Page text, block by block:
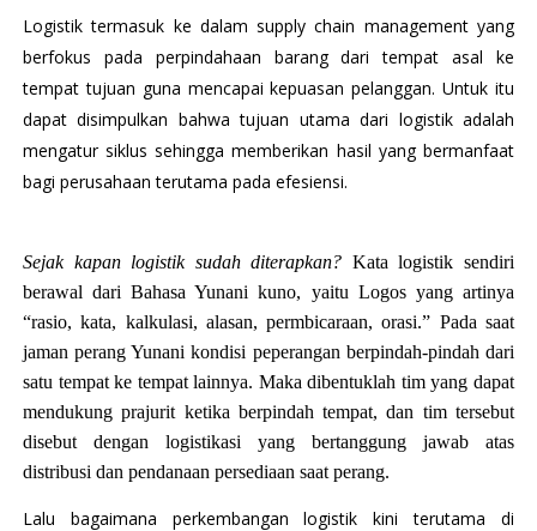
Logistik termasuk ke dalam supply chain management yang
berfokus pada perpindahaan barang dari tempat asal ke
tempat tujuan guna mencapai kepuasan pelanggan. Untuk itu
dapat disimpulkan bahwa tujuan utama dari logistik adalah
mengatur siklus sehingga memberikan hasil yang bermanfaat
bagi perusahaan terutama pada efesiensi.
Sejak kapan logistik sudah diterapkan? Kata logistik sendiri
berawal dari Bahasa Yunani kuno, yaitu Logos yang artinya
“rasio, kata, kalkulasi, alasan, permbicaraan, orasi.” Pada saat
jaman perang Yunani kondisi peperangan berpindah-pindah dari
satu tempat ke tempat lainnya. Maka dibentuklah tim yang dapat
mendukung prajurit ketika berpindah tempat, dan tim tersebut
disebut dengan logistikasi yang bertanggung jawab atas
distribusi dan pendanaan persediaan saat perang.
Lalu bagaimana perkembangan logistik kini terutama di